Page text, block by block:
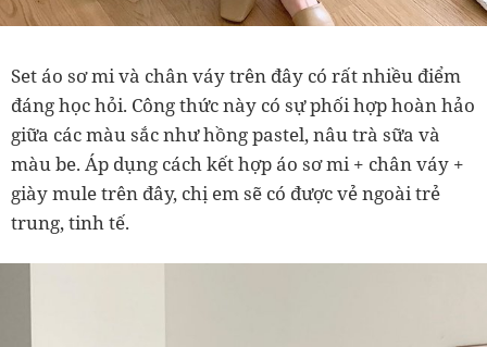
Set áo sơ mi và chân váy trên đây có rất nhiều điểm
đáng học hỏi. Công thức này có sự phối hợp hoàn hảo
giữa các màu sắc như hồng pastel, nâu trà sữa và
màu be. Áp dụng cách kết hợp áo sơ mi + chân váy +
giày mule trên đây, chị em sẽ có được vẻ ngoài trẻ
trung, tinh tế.